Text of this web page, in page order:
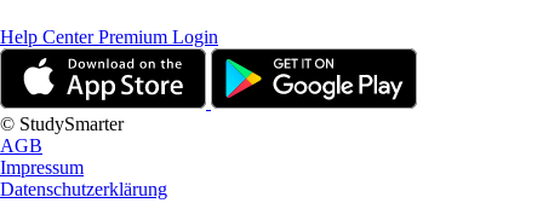
Help CenterPremium Login
© StudySmarter
AGB
Impressum
Datenschutzerklärung